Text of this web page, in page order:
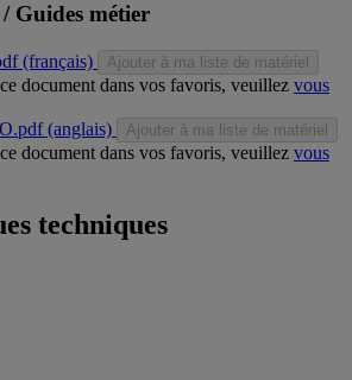
Guides métier
(français) Ajouter à ma liste de matériel
document dans vos favoris, veuillez vous
(anglais)
Ajouter à ma liste de matériel
document dans vos favoris, veuillez vous
techniques